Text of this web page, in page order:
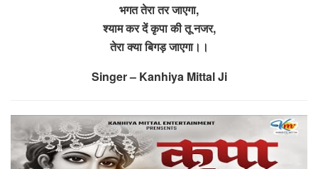
भगत तेरा तर जाएगा,
श्याम कर दें कृपा की तू नजर,
तेरा क्या बिगड़ जाएगा।।
Singer – Kanhiya Mittal Ji